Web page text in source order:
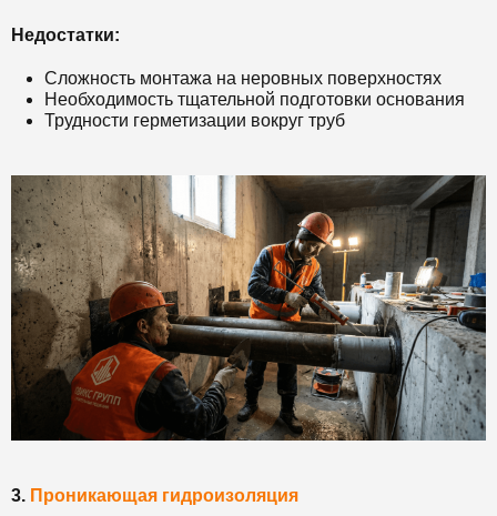
Недостатки:
Сложность монтажа на неровных поверхностях
Необходимость тщательной подготовки основания
Трудности герметизации вокруг труб
3. Проникающая гидроизоляция